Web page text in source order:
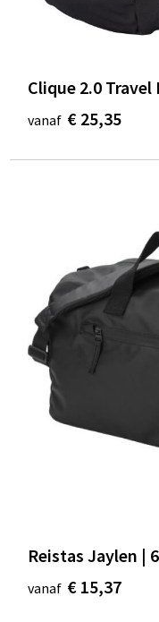
Clique 2.0 Travel
vanaf € 25,35
Reistas Jaylen |
vanaf € 15,37